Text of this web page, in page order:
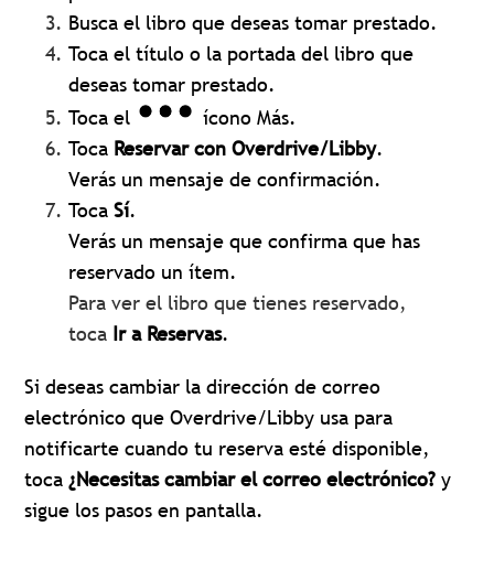
Busca el libro que deseas tomar prestado.
Toca el título o la portada del libro que
deseas tomar prestado.
Toca el
ícono Más.
Toca Reservar con Overdrive/Libby.
Verás un mensaje de confirmación.
TocaSí.
Verás un mensaje que confirma que has
reservado un ítem.
Para ver el libro que tienes reservado,
toca Ir a Reservas.
Si deseas cambiar la dirección de correo
electrónico que Overdrive/Libby usa para
notificarte cuando tu reserva esté disponible,
toca¿Necesitas cambiar el correo electrónico? y
sigue los pasos en pantalla.